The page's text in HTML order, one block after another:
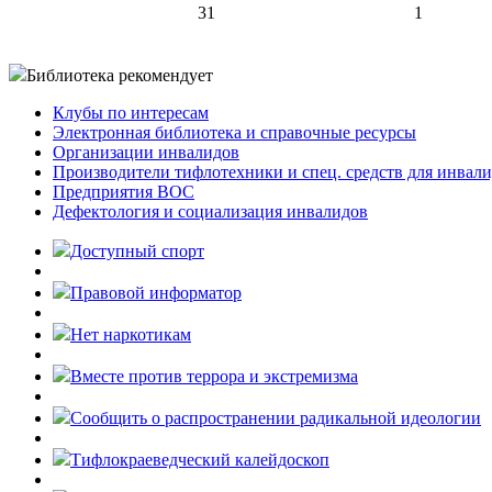
31
1
Библиотека рекомендует
Клубы по интересам
Электронная библиотека и справочные ресурсы
Организации инвалидов
Производители тифлотехники и спец. средств для
Предприятия ВОС
Дефектология и социализация инвалидов
Доступный спорт
Правовой информатор
Нет наркотикам
Вместе против террора и экстремизма
Cообщить о распространении радикальной идеологии
Тифлокраеведческий калейдоскоп